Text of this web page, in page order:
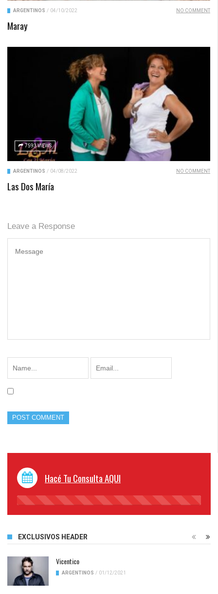
ARGENTINOS / 04/10/2022 NO COMMENT
Maray
7593 VIEWS
ARGENTINOS / 04/08/2022 NO COMMENT
Las Dos María
Leave a Response
Hacé Tu Consulta AQUI
45%
EXCLUSIVOS HEADER
Vicentico
ARGENTINOS / 01/12/2021